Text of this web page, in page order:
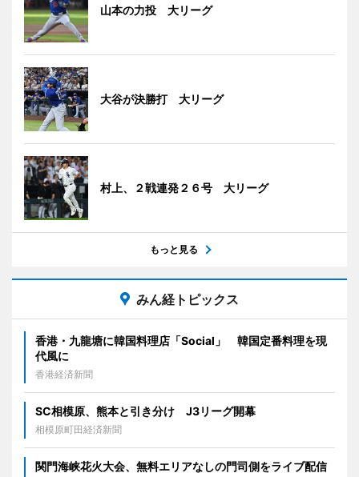
山本の力投 大リーグ
大谷が決勝打 大リーグ
村上、２戦連発２６号 大リーグ
もっと見る
みん経トピックス
香港・九龍塘に韓国料理店「Social」 韓国定番料理を現
代風に
香港経済新聞
SC相模原、熊本と引き分け J3リーグ開幕
相模原町田経済新聞
関門海峡花火大会、無料エリアなしの門司側をライブ配信